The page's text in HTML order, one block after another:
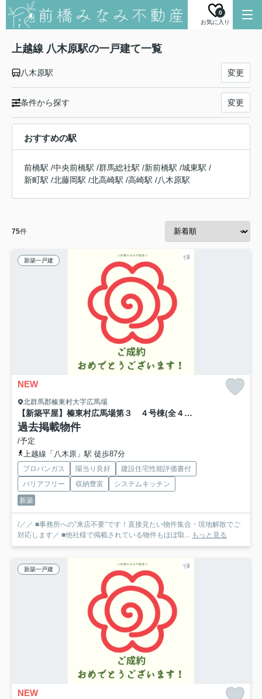
お気に入り
0
上越線 八木原駅の一戸建て一覧
八木原駅 変更
条件から探す 変更
おすすめの駅
前橋駅 /中央前橋駅 /群馬総社駅 /新前橋駅 /城東駅 /
新町駅 /北藤岡駅 /北高崎駅 /高崎駅 /八木原駅
75件
新築一戸建
NEW
北群馬郡榛東村大字広馬場
【新築平屋】榛東村広馬場第３ ４号棟(全４棟) クリエートの家 新築建売分譲
過去掲載物件
/予定
上越線「八木原」駅 徒歩87分
プロパンガス 陽当り良好
建設住宅性能評価書付
バリアフリー
収納豊富
システムキッチン
新築
/／／ ■事務所への”来店不要”です！直接見たい物件集合・現地解散でご
対応します／ ■他社様で掲載されている物件もほぼ取... もっと見る
新築一戸建
NEW